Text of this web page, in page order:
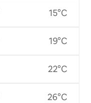
15°C
19°C
22°C
26°C